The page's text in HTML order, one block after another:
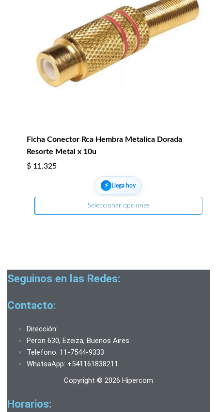
Ficha Conector Rca Hembra Metalica Dorada
Resorte Metal x 10u
$ 11.325
⚡︎ Llega hoy
Seleccionar opciones
Seguinos en las Redes:
Contacto:
Dirección:
Peron 630, Ezeiza, Buenos Aires
Telefono: 11-7544-9333
WhatsaApp: +541161838211
Copyright © 2026 Hipercom
Horarios: